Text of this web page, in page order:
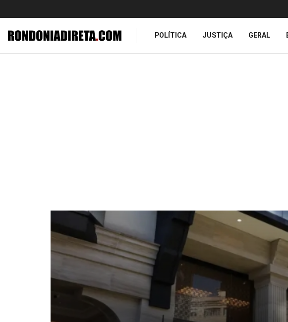
POLÍTICA JUSTIÇA GERAL